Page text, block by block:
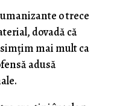
o trece
dovadă că
mai mult ca
adusă